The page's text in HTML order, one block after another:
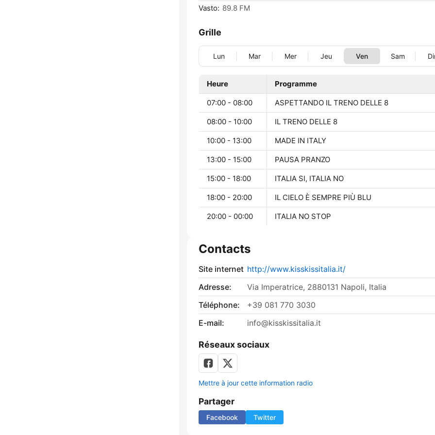
Vasto: 89.8 FM
Grille
Lun Mar Mer Jeu Ven Sam
Heure Programme
07:00 - 08:00 ASPETTANDO IL TRENO DELLE 8
08:00 - 10:00 IL TRENO DELLE 8
10:00 - 13:00 MADE IN ITALY
13:00 - 15:00 PAUSA PRANZO
15:00 - 18:00 ITALIA SI, ITALIA NO
18:00 - 20:00 IL CIELO È SEMPRE PIÙ BLU
20:00 - 00:00 ITALIA NO STOP
Contacts
Site internet http://www.kisskissitalia.it/
Adresse:
Via Imperatrice, 2880131 Napoli, Italia
Téléphone:
+39 081 770 3030
E-mail:
info@kisskissitalia.it
Réseaux sociaux
Mettre à jour cette information radio
Partager
Facebook Twitter